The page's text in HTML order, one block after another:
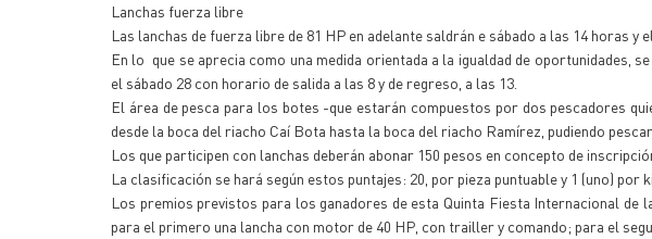
Lanchas fuerza libre
Las lanchas de fuerza libre de 81 HP en adelante saldrán e sábado a las 14 horas y
En lo que se aprecia como una medida orientada a la igualdad de oportunidades,
el sábado 28 con horario de salida a las 8 y de regreso, a las 13.
El área de pesca para los botes -que estarán compuestos por dos pescadores
desde la boca del riacho Caí Bota hasta la boca del riacho Ramírez, pudiendo
Los que participen con lanchas deberán abonar 150 pesos en concepto de
La clasificación se hará según estos puntajes: 20, por pieza puntuable y 1 (uno) por
Los premios previstos para los ganadores de esta Quinta Fiesta Internacional de
para el primero una lancha con motor de 40 HP, con trailler y comando; para el